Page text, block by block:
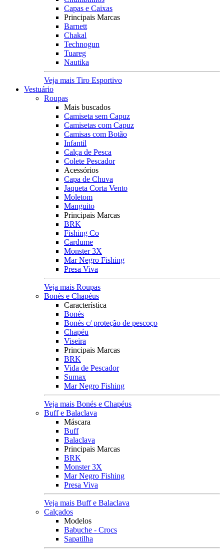
Capas e Caixas
Principais Marcas
Barnett
Chakal
Technogun
Tuareg
Nautika
Veja mais Tiro Esportivo
Vestuário
Roupas
Mais buscados
Camiseta sem Capuz
Camisetas com Capuz
Camisas com Botão
Infantil
Calça de Pesca
Colete Pescador
Acessórios
Capa de Chuva
Jaqueta Corta Vento
Moletom
Manguito
Principais Marcas
BRK
Fishing Co
Cardume
Monster 3X
Mar Negro Fishing
Presa Viva
Veja mais Roupas
Bonés e Chapéus
Característica
Bonés
Bonés c/ proteção de pescoço
Chapéu
Viseira
Principais Marcas
BRK
Vida de Pescador
Sumax
Mar Negro Fishing
Veja mais Bonés e Chapéus
Buff e Balaclava
Máscara
Buff
Balaclava
Principais Marcas
BRK
Monster 3X
Mar Negro Fishing
Presa Viva
Veja mais Buff e Balaclava
Calçados
Modelos
Babuche - Crocs
Sapatilha